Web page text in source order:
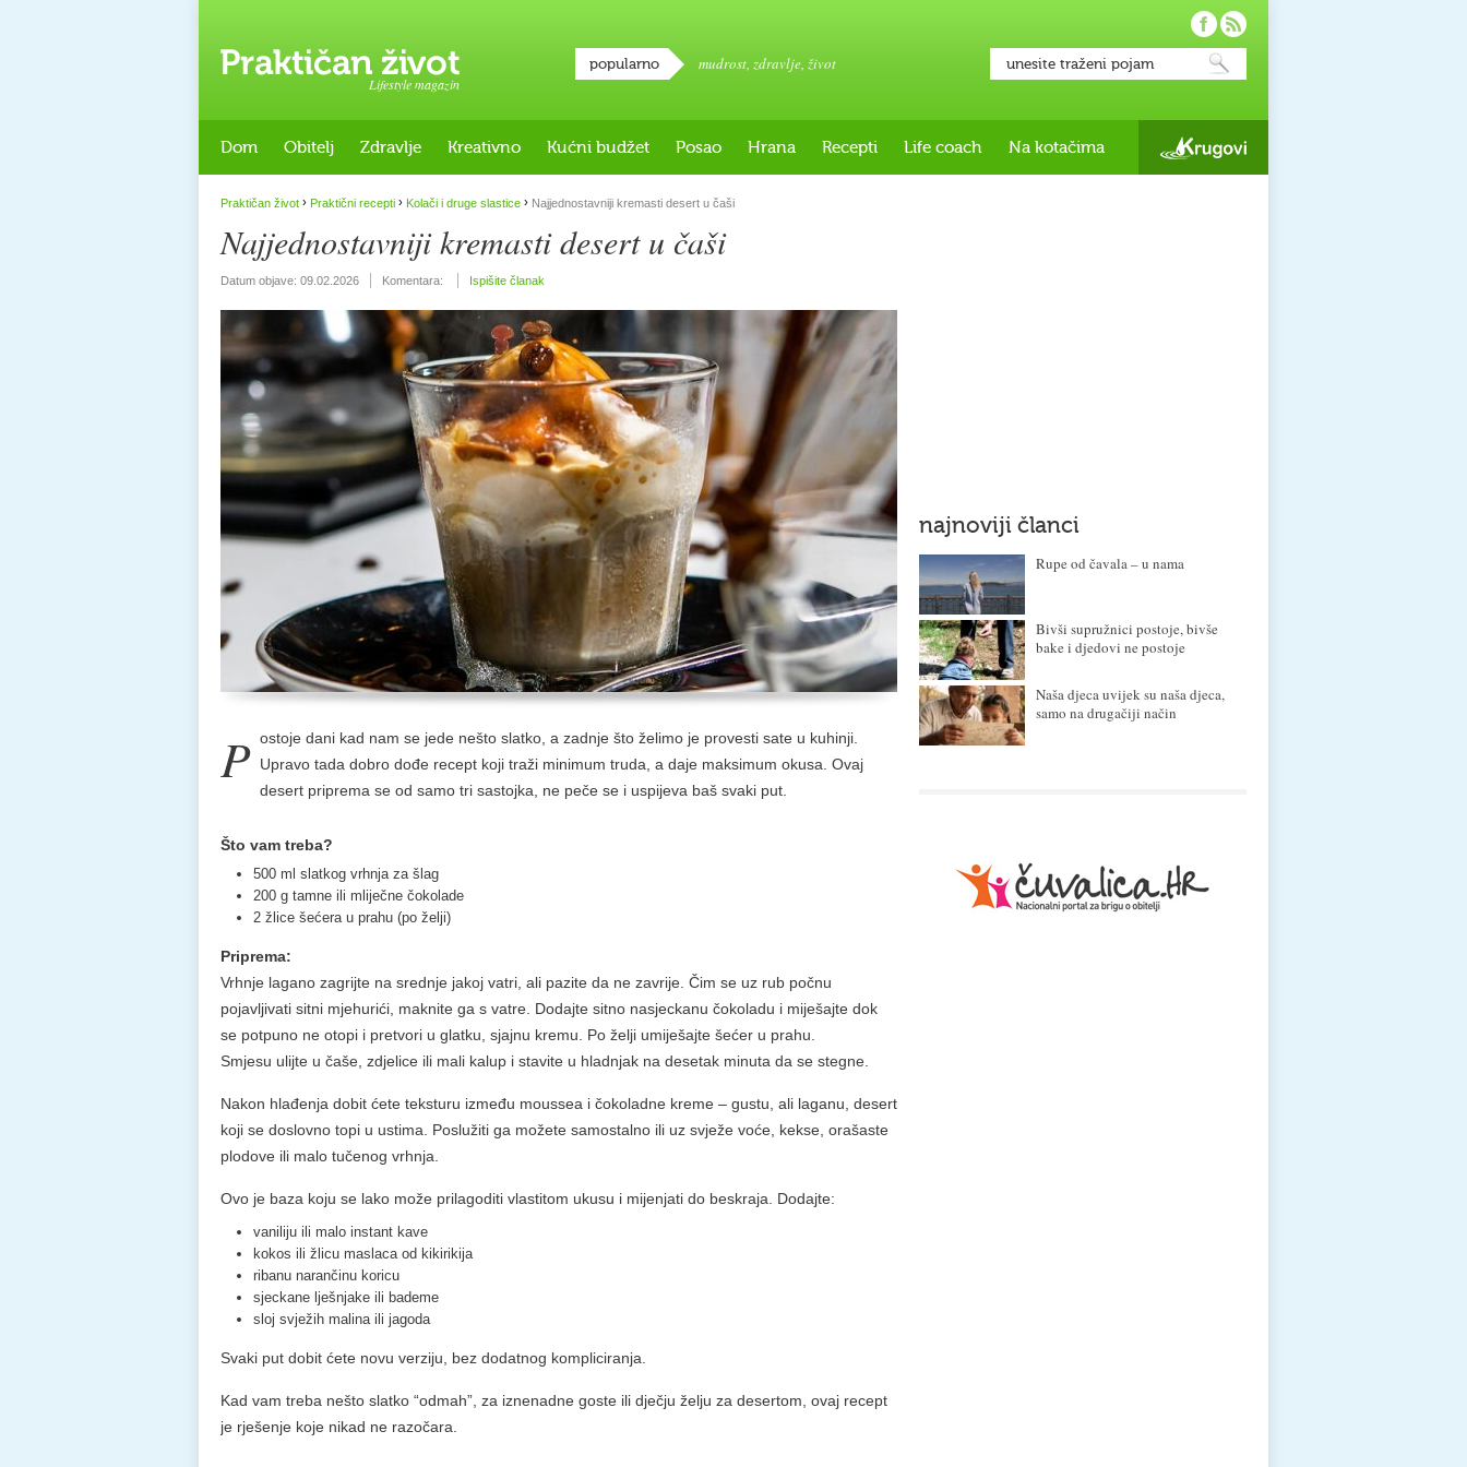
Lifestyle magazin
popularno mudrost, zdravlje, život
Dom Obitelj Zdravlje Kreativno Kućni budžet Posao Hrana Recepti Life coach Na kotačima
Praktičan život › Praktični recepti › Kolači i druge slastice › Najjednostavniji kremasti desert u čaši
Najjednostavniji kremasti desert u čaši
Datum objave: 09.02.2026 Komentara: Ispišite članak
P ostoje dani kad nam se jede nešto slatko, a zadnje što želimo je provesti sate u kuhinji.
Upravo tada dobro dođe recept koji traži minimum truda, a daje maksimum okusa. Ovaj
desert priprema se od samo tri sastojka, ne peče se i uspijeva baš svaki put.
Što vam treba?
500 ml slatkog vrhnja za šlag
200 g tamne ili mliječne čokolade
2 žlice šećera u prahu (po želji)
Priprema:
Vrhnje lagano zagrijte na srednje jakoj vatri, ali pazite da ne zavrije. Čim se uz rub počnu
pojavljivati sitni mjehurići, maknite ga s vatre. Dodajte sitno nasjeckanu čokoladu i miješajte dok
se potpuno ne otopi i pretvori u glatku, sjajnu kremu. Po želji umiješajte šećer u prahu.
Smjesu ulijte u čaše, zdjelice ili mali kalup i stavite u hladnjak na desetak minuta da se stegne.
Nakon hlađenja dobit ćete teksturu između moussea i čokoladne kreme – gustu, ali laganu, desert
koji se doslovno topi u ustima. Poslužiti ga možete samostalno ili uz svježe voće, kekse, orašaste
plodove ili malo tučenog vrhnja.
Ovo je baza koju se lako može prilagoditi vlastitom ukusu i mijenjati do beskraja. Dodajte:
vaniliju ili malo instant kave
kokos ili žlicu maslaca od kikirikija
ribanu narančinu koricu
sjeckane lješnjake ili bademe
sloj svježih malina ili jagoda
Svaki put dobit ćete novu verziju, bez dodatnog kompliciranja.
Kad vam treba nešto slatko “odmah”, za iznenadne goste ili dječju želju za desertom, ovaj recept
je rješenje koje nikad ne razočara.
najnoviji članci
Rupe od čavala – u nama
Bivši supružnici postoje, bivše
bake i djedovi ne postoje
Naša djeca uvijek su naša djeca,
samo na drugačiji način